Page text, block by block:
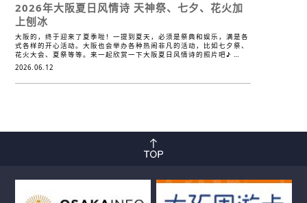
2026年大阪夏日风情诗 天神祭、七夕、花火加
上刨冰
大阪的，终于迎来了夏季啦！一提到夏天，必须是祭典和娱乐，满是各
式各样的开心活动。大阪也会举办各种热闹非凡的活动，比如七夕祭、
花火大会、夏祭等等。来一起欣赏一下大阪夏日风情诗的照片吧♪ …
2026.06.12